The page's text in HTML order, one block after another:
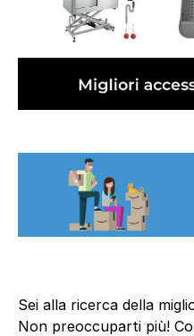
Sei alla ricerca della
Non preoccuparti più!